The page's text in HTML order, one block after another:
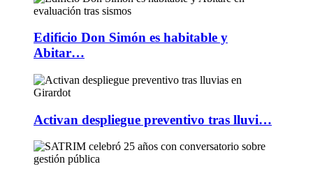
Edificio Don Simón es habitable y
Abitar…
Activan despliegue preventivo tras lluvi…